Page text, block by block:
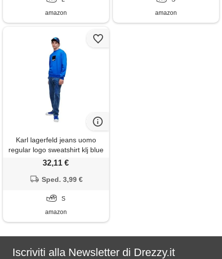
amazon
amazon
Karl lagerfeld jeans uomo
regular logo sweatshirt klj blue
s
32,11 €
Sped. 3,99 €
S
amazon
Iscriviti alla Newsletter di Drezzy.it